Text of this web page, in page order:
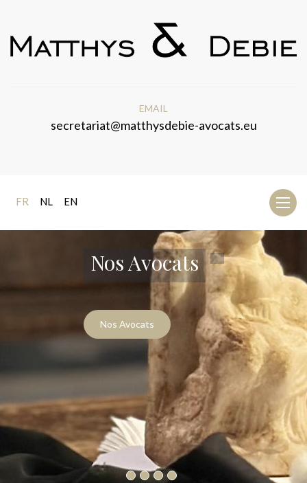
EMAIL
secretariat@matthysdebie-avocats.eu
Toggle
FR NL EN
Nos Avocats
Nos Avocats